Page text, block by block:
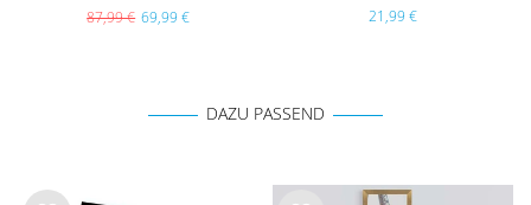
Passepartout
87,99 € 69,99 € 21,99 €
DAZU PASSEND